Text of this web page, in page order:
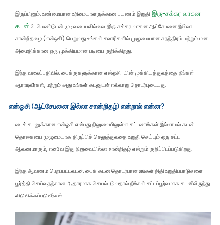
இருப்பினும், உண்மையான உரிமையாளருக்கான பயணம் இறுதி இரு-சக்கர வாகன
கடன் பேமெண்டுடன் முடிவடையவில்லை. இரு சக்கர வாகன ஆட்சேபனை இல்லா
சான்றிதழை (என்ஓசி) பெறுவது உங்கள் சவாரிகளில் முழுமையான சுதந்திரம் மற்றும் மன
அமைதிக்கான ஒரு முக்கியமான படியை குறிக்கிறது.
இந்த வலைப்பதிவில், பைக்குகளுக்கான என்ஓசி-யின் முக்கியத்துவத்தை நீங்கள்
ஆராயுவீர்கள், மற்றும் அது உங்கள் கடனுடன் எவ்வாறு தொடர்புடையது.
என்ஓசி (ஆட்சேபனை இல்லா சான்றிதழ்) என்றால் என்ன?
பைக் கடனுக்கான என்ஓசி என்பது நிலுவையிலுள்ள கட்டணங்கள் இல்லாமல் கடன்
தொகையை முழுமையாக திருப்பிச் செலுத்துவதை உறுதி செய்யும் ஒரு சட்ட
ஆவணமாகும், எனவே இது நிலுவையில்லா சான்றிதழ் என்றும் குறிப்பிடப்படுகிறது.
இந்த ஆவணம் பெறப்பட்டவுடன், பைக் கடன் தொடர்பான உங்கள் நிதி உறுதிப்பாடுகளை
பூர்த்தி செய்வதற்கான ஆதாரமாக செயல்படுவதால் நீங்கள் சட்டப்பூர்வமாக கடனிலிருந்து
விடுவிக்கப்படுவீர்கள்.